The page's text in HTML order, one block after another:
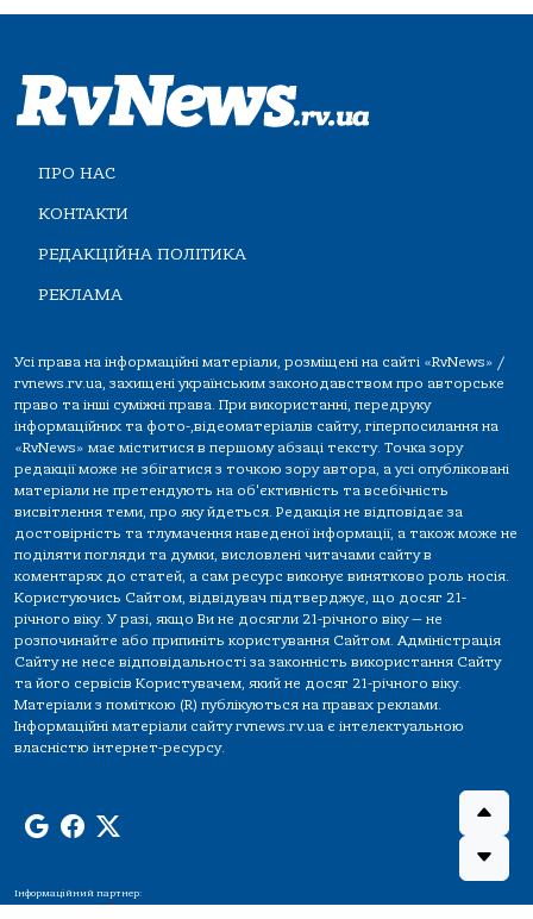
ПРО НАС
КОНТАКТИ
РЕДАКЦІЙНА ПОЛІТИКА
РЕКЛАМА
Усі права на інформаційні матеріали, розміщені на сайті «RvNews» /
rvnews.rv.ua, захищені українським законодавством про авторське
право та інші суміжні права. При використанні, передруку
інформаційних та фото-,відеоматеріалів сайту, гіперпосилання на
«RvNews» має міститися в першому абзаці тексту. Точка зору
редакції може не збігатися з точкою зору автора, а усі опубліковані
матеріали не претендують на об'єктивність та всебічність
висвітлення теми, про яку йдеться. Редакція не відповідає за
достовірність та тлумачення наведеної інформації, а також може не
поділяти погляди та думки, висловлені читачами сайту в
коментарях до статей, а сам ресурс виконує винятково роль носія.
Користуючись Сайтом, відвідувач підтверджує, що досяг 21-
річного віку. У разі, якщо Ви не досягли 21-річного віку — не
розпочинайте або припиніть користування Сайтом. Адміністрація
Сайту не несе відповідальності за законність використання Сайту
та його сервісів Користувачем, який не досяг 21-річного віку.
Матеріали з поміткою (R) публікуються на правах реклами.
Інформаційні матеріали сайту rvnews.rv.ua є інтелектуальною
власністю інтернет-ресурсу.
Інформаційний партнер: